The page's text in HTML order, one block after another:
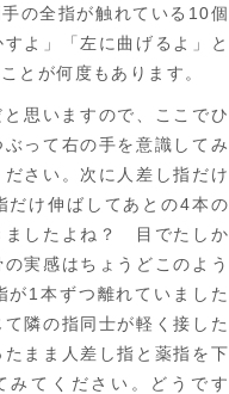
の全指が触れている10個
よ」「左に曲げるよ」と
とが何度もあります。
思いますので、ここでひ
って右の手を意識してみ
さい。次に人差し指だけ
だけ伸ばしてあとの4本の
ましたよね？ 目でたしか
実感はちょうどこのよう
が1本ずつ離れていました
隣の指同士が軽く接した
まま人差し指と薬指を下
みてください。どうです